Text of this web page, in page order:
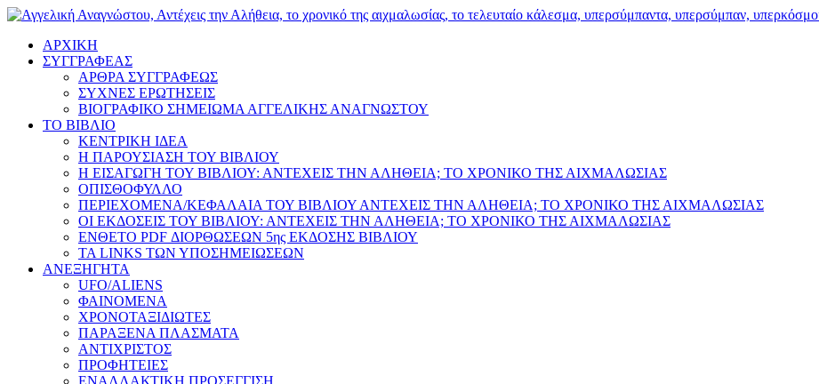
ΑΡΧΙΚΗ
ΣΥΓΓΡΑΦΕΑΣ
ΑΡΘΡΑ ΣΥΓΓΡΑΦΕΩΣ
ΣΥΧΝΕΣ ΕΡΩΤΗΣΕΙΣ
ΒΙΟΓΡΑΦΙΚΟ ΣΗΜΕΙΩΜΑ ΑΓΓΕΛΙΚΗΣ ΑΝΑΓΝΩΣΤΟΥ
ΤΟ ΒΙΒΛΙΟ
ΚΕΝΤΡΙΚΗ ΙΔΕΑ
Η ΠΑΡΟΥΣΙΑΣΗ ΤΟΥ ΒΙΒΛΙΟΥ
Η ΕΙΣΑΓΩΓΗ ΤΟΥ ΒΙΒΛΙΟΥ: ΑΝΤΕΧΕΙΣ ΤΗΝ ΑΛΗΘΕΙΑ; ΤΟ ΧΡΟΝΙΚΟ ΤΗΣ ΑΙΧΜΑΛΩΣΙΑΣ
ΟΠΙΣΘΟΦΥΛΛΟ
ΠΕΡΙΕΧΟΜΕΝΑ/ΚΕΦΑΛΑΙΑ ΤΟΥ ΒΙΒΛΙΟΥ ΑΝΤΕΧΕΙΣ ΤΗΝ ΑΛΗΘΕΙΑ; ΤΟ ΧΡΟΝΙΚΟ ΤΗΣ ΑΙΧΜΑΛΩΣΙΑΣ
ΟΙ ΕΚΔΟΣΕΙΣ ΤΟΥ ΒΙΒΛΙΟΥ: ΑΝΤΕΧΕΙΣ ΤΗΝ ΑΛΗΘΕΙΑ; ΤΟ ΧΡΟΝΙΚΟ ΤΗΣ ΑΙΧΜΑΛΩΣΙΑΣ
ΕΝΘΕΤΟ PDF ΔΙΟΡΘΩΣΕΩΝ 5ης ΕΚΔΟΣΗΣ ΒΙΒΛΙΟΥ
ΤΑ LINKS ΤΩΝ ΥΠΟΣΗΜΕΙΩΣΕΩΝ
ΑΝΕΞΗΓΗΤΑ
UFO/ALIENS
ΦΑΙΝΟΜΕΝΑ
ΧΡΟΝΟΤΑΞΙΔΙΩΤΕΣ
ΠΑΡΑΞΕΝΑ ΠΛΑΣΜΑΤΑ
ΑΝΤΙΧΡΙΣΤΟΣ
ΠΡΟΦΗΤΕΙΕΣ
ΕΝΑΛΛΑΚΤΙΚΗ ΠΡΟΣΕΓΓΙΣΗ